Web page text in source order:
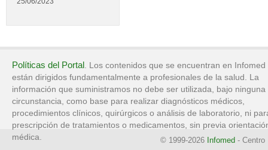
Políticas del Portal. Los contenidos que se encuentran en Infomed
están dirigidos fundamentalmente a profesionales de la salud. La
información que suministramos no debe ser utilizada, bajo ninguna
circunstancia, como base para realizar diagnósticos médicos,
procedimientos clínicos, quirúrgicos o análisis de laboratorio, ni
prescripción de tratamientos o medicamentos, sin previa
médica.
© 1999-2026 Infomed - Centro